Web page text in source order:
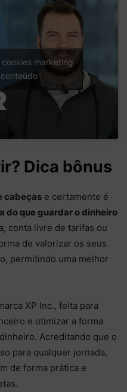
marketing
Dica bônus
cabeças e certamente é
do que guardar o dinheiro
conta livre de tarifas ou
de valorizar os seus
permitindo uma melhor
XP Inc., feita para
e otimizar a forma
Acreditando que o
para qualquer jornada,
de forma prática e